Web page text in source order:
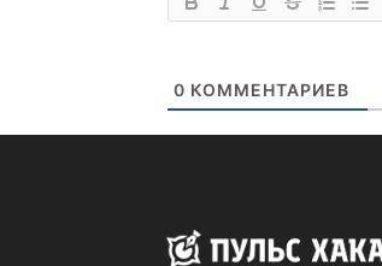
0 КОММЕНТАРИЕВ